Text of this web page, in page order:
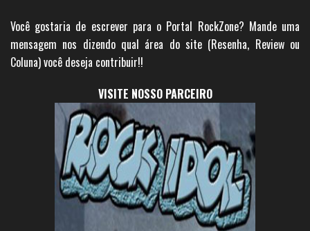
Você gostaria de escrever para o Portal RockZone? Mande uma
mensagem nos dizendo qual área do site (Resenha, Review ou
Coluna) você deseja contribuir!!
VISITE NOSSO PARCEIRO